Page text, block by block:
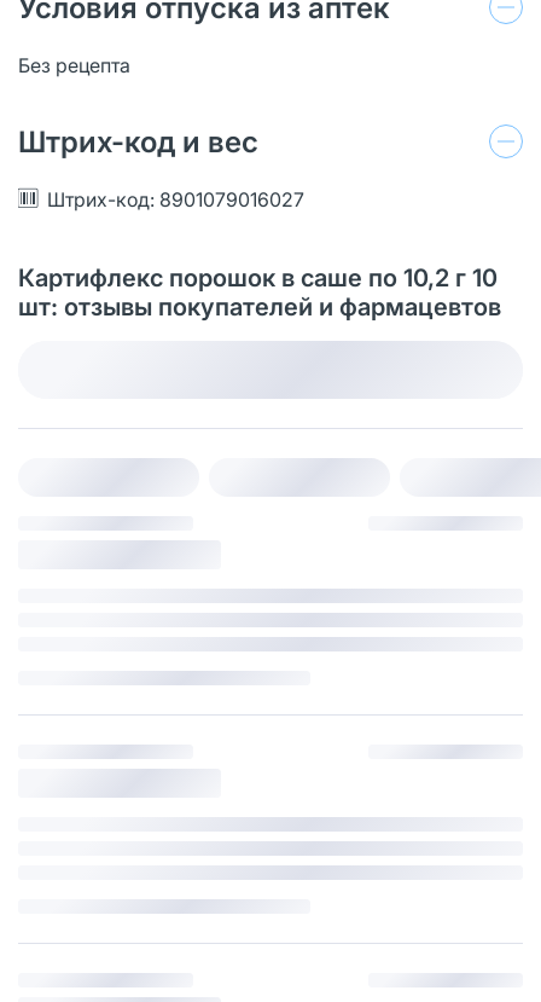
Условия отпуска из аптек
Без рецепта
Штрих-код и вес
Штрих-код: 8901079016027
Картифлекс порошок в саше по 10,2 г 10
шт: отзывы покупателей и фармацевтов